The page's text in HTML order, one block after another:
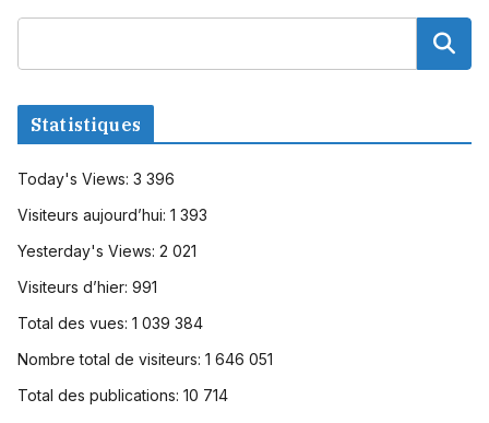
Statistiques
Today's Views: 3 396
Visiteurs aujourd’hui: 1 393
Yesterday's Views: 2 021
Visiteurs d’hier: 991
Total des vues: 1 039 384
Nombre total de visiteurs: 1 646 051
Total des publications: 10 714